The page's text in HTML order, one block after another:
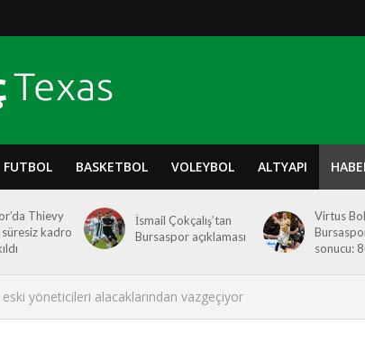
FUTBOL BASKETBOL VOLEYBOL ALTYAPI
Thievy
kadro
İsmail Çokçalış’tan
Bursaspor açıklaması
Virtus
sonucu:
eski yöneticileri alacaklarından vazgeçiyor